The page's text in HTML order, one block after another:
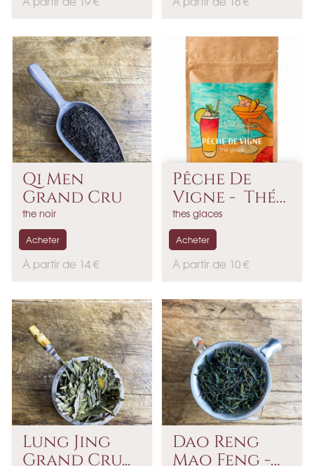
x
Qi Men
Grand Cru
the noir
P
x
À partir de 14 €
Acheter
Pêche De
Vigne - Thé
Glacé...
thes glaces
P
x
À partir de 10 €
Acheter
Lung Jing
Grand Cru...
Dao Reng
Mao Feng -